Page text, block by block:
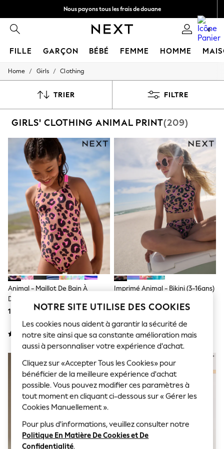
Nous payons tous les frais de douane
Obtenez 10 € de réduction sur votre première commande sur l'appli 0
FILLE GARÇON BÉBÉ FEMME HOMME
HOLIDAY SHOP
All Swimwear
Beach Dresses & Kaftans
Flip Flops
Sliders
Jumpsuits & Playsuits
Linen Collection
Sandals
Shorts
Trousers
Sun Hats & Caps
T-Shirts & Vests
Sunglasses
Men's Holiday Shop
All Swimwear
Accessories
Bags & Luggage
Footwear
Hats
Linen Collection
Loafers
Polo Shirts
Sandals & Flipflops
Shirts
Shorts
Sunglasses
T-Shirts
Vests
Boys Holiday Shop
All Swimwear
Ponchos & Toweling sets
Sun Hats & Caps
Rash Vests
Sandals & Sliders
Shirts
Home / Girls / Clothing
TRIER FILTRE
GIRLS' CLOTHING ANIMAL PRINT(209)
Animal - Maillot De Bain À
Double Bretelle (3-16yrs)
16 € - 23 €
Imprimé Animal - Bikini (3-16ans)
16 € - 23 €
NOTRE SITE UTILISE DES COOKIES
Les cookies nous aident à garantir la sécurité de
notre site ainsi que sa constante amélioration mais
aussi à personnaliser votre expérience d'achat.
Cliquez sur «Accepter Tous les Cookies» pour
bénéficier de la meilleure expérience d'achat
possible. Vous pouvez modifier ces paramètres à
tout moment en cliquant ci-dessous sur « Gérer les
Cookies Manuellement ».
Pour plus d'informations, veuillez consulter notre
Politique En Matière De Cookies et De
Confidentialité.